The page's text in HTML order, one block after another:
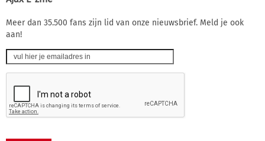
Meer dan 35.500 fans zijn lid van onze nieuwsbrief. Meld je ook
aan!